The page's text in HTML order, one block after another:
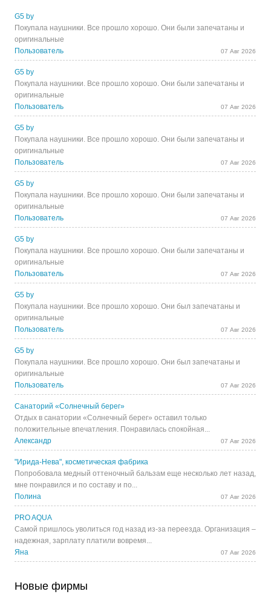
G5 by
Покупала наушники. Все прошло хорошо. Они были запечатаны и
оригинальные
Пользователь
07 Авг 2026
G5 by
Покупала наушники. Все прошло хорошо. Они были запечатаны и
оригинальные
Пользователь
07 Авг 2026
G5 by
Покупала наушники. Все прошло хорошо. Они были запечатаны и
оригинальные
Пользователь
07 Авг 2026
G5 by
Покупала наушники. Все прошло хорошо. Они были запечатаны и
оригинальные
Пользователь
07 Авг 2026
G5 by
Покупала наушники. Все прошло хорошо. Они были запечатаны и
оригинальные
Пользователь
07 Авг 2026
G5 by
Покупала наушники. Все прошло хорошо. Они был запечатаны и
оригинальные
Пользователь
07 Авг 2026
G5 by
Покупала наушники. Все прошло хорошо. Они был запечатаны и
оригинальные
Пользователь
07 Авг 2026
Санаторий «Солнечный берег»
Отдых в санатории «Солнечный берег» оставил только
положительные впечатления. Понравилась спокойная...
Александр
07 Авг 2026
"Ирида-Нева", косметическая фабрика
Попробовала медный оттеночный бальзам еще несколько лет назад,
мне понравился и по составу и по...
Полина
07 Авг 2026
PRO AQUA
Самой пришлось уволиться год назад из-за переезда. Организация –
надежная, зарплату платили вовремя...
Яна
07 Авг 2026
Новые фирмы